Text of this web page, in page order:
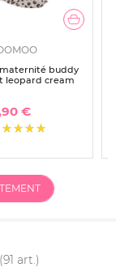
buddy
leopard cream
€
(91 art.)